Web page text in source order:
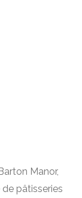
Manor,
pâtisseries